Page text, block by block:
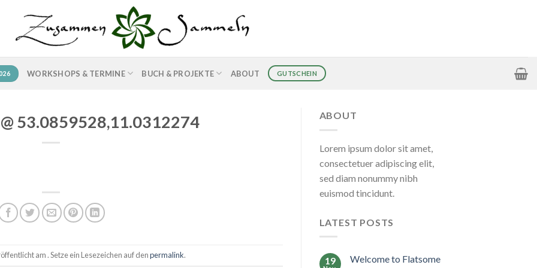
WORKSHOPS & TERMINE BUCH & PROJEKTE ABOUT GUTSCHEIN
53.0859528,11.0312274
am . Setze ein Lesezeichen auf denpermalink.
ABOUT
Lorem ipsum dolor sit amet,
consectetuer adipiscing elit,
sed diam nonummy nibh
euismod tincidunt.
LATEST POSTS
19 Welcome to Flatsome